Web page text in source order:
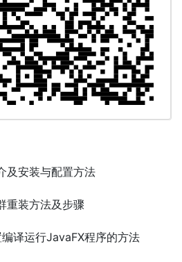
及安装与配置方法
重装方法及步骤
译运行JavaFX程序的方法